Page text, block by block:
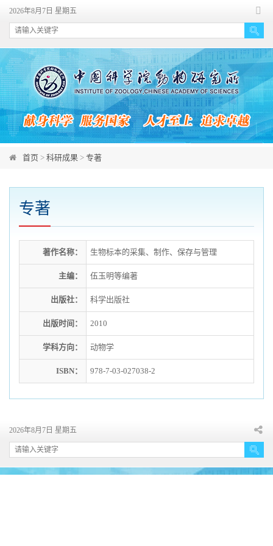
首页 > 科研成果 > 专著
专著
著作名称： 生物标本的采集、制作、保存与管理
主编： 伍玉明等编著
出版社： 科学出版社
出版时间： 2010
学科方向： 动物学
ISBN： 978-7-03-027038-2